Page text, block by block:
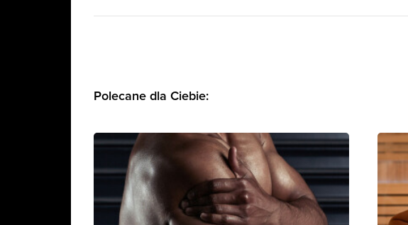
Polecane dla Ciebie: